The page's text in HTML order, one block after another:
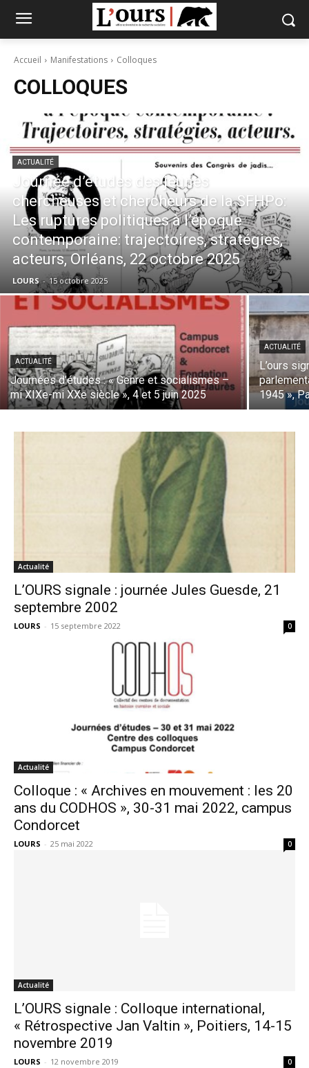
Accueil Manifestations Colloques
COLLOQUES
ACTUALITÉ
Journée d’études des jeunes
chercheuses et chercheurs de la SFHPo:
Les ruptures politiques à l’époque
contemporaine: trajectoires, stratégies,
acteurs, Orléans, 22 octobre 2025
LOURS - 15 octobre 2025
ACTUALITÉ
Journées d’études : « Genre et socialismes –
mi XIXe-mi XXe siècle », 4 et 5 juin 2025
ACTUALITÉ
L’ours
1945 »,
Actualité
L’OURS signale : journée Jules Guesde, 21
septembre 2002
LOURS - 15 septembre 2022 0
Actualité
Colloque : « Archives en mouvement : les 20
ans du CODHOS », 30-31 mai 2022, campus
Condorcet
LOURS - 25 mai 2022 0
Actualité
L’OURS signale : Colloque international,
« Rétrospective Jan Valtin », Poitiers, 14-15
novembre 2019
LOURS - 12 novembre 2019 0